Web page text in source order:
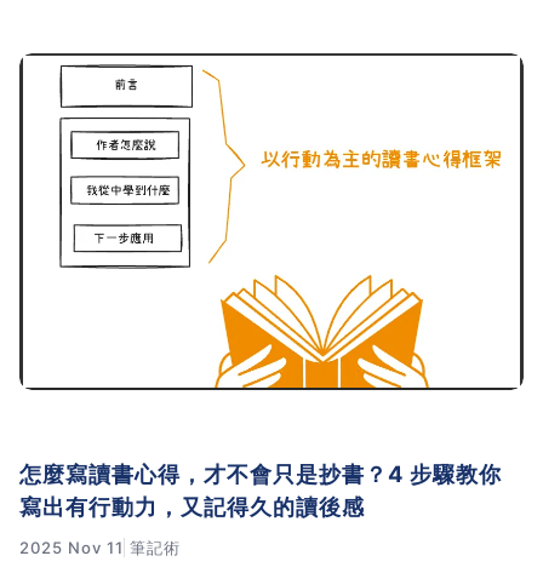
怎麼寫讀書心得，才不會只是抄書？4 步驟教你
寫出有行動力，又記得久的讀後感
2025 Nov 11 筆記術